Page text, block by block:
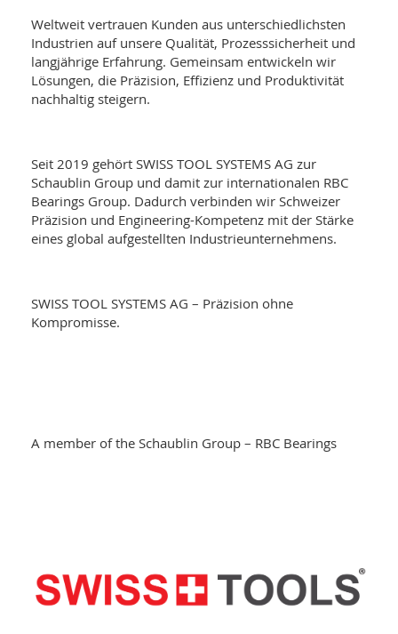
Weltweit vertrauen Kunden aus unterschiedlichsten
Industrien auf unsere Qualität, Prozesssicherheit und
langjährige Erfahrung. Gemeinsam entwickeln wir
Lösungen, die Präzision, Effizienz und Produktivität
nachhaltig steigern.
Seit 2019 gehört SWISS TOOL SYSTEMS AG zur
Schaublin Group und damit zur internationalen RBC
Bearings Group. Dadurch verbinden wir Schweizer
Präzision und Engineering-Kompetenz mit der Stärke
eines global aufgestellten Industrieunternehmens.
SWISS TOOL SYSTEMS AG – Präzision ohne
Kompromisse.
A member of the Schaublin Group – RBC Bearings